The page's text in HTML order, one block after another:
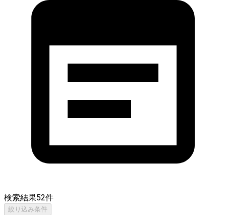
検索結果52件
絞り込み条件